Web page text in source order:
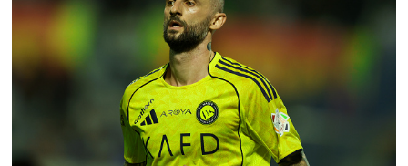
Рейтинг ФИФА
RU